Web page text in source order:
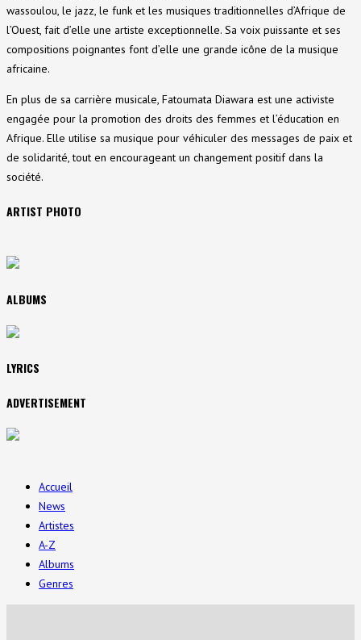
wassoulou, le jazz, le funk et les musiques traditionnelles d’Afrique de
l’Ouest, fait d’elle une artiste exceptionnelle. Sa voix puissante et ses
compositions poignantes font d’elle une grande icône de la musique
africaine.
En plus de sa carrière musicale, Fatoumata Diawara est une activiste
engagée pour la promotion des droits des femmes et l’éducation en
Afrique. Elle utilise sa musique pour véhiculer des messages de paix et
de solidarité, tout en encourageant un changement positif dans la
société.
ARTIST PHOTO
ALBUMS
LYRICS
ADVERTISEMENT
Accueil
News
Artistes
A-Z
Albums
Genres